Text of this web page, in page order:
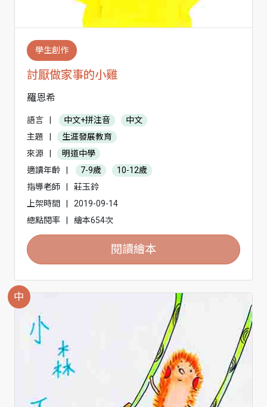
學生創作
討厭做家事的小雞
羅恩希
語言 中文+拼注音
中文
主題
生涯發展教育
來源
明道中學
適讀年齡
7-9歲
10-12歲
指導老師
莊玉鈴
上架時間
2019-09-14
總點閱率
繪本654次
閱讀繪本
中